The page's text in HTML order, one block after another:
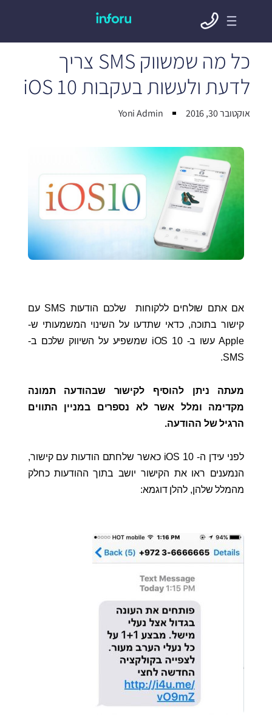
כל מה שמשווק SMS צריך
לדעת ולעשות בעקבות iOS 10
אוקטובר 30, 2016 Yoni Admin
אם אתם שולחים ללקוחות שלכם הודעות SMS עם
קישור בתוכה, כדאי שתדעו על השינוי המשמעותי ש-
Apple עשו ב- iOS 10 שמשפיע על השיווק שלכם ב-
SMS.
מעתה ניתן להוסיף לקישור שבהודעה תמונה
מקדימה ומלל אשר לא נספרים במניין התווים
הרגיל של ההודעה.
לפני עידן ה- iOS 10 כאשר שלחתם הודעות עם קישור,
הנמענים ראו את הקישור יושב בתוך ההודעות כחלק
מהמלל שלהן, להלן דוגמא: